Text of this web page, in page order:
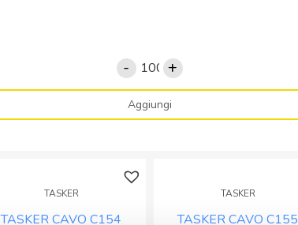
-
TASKER
CAVO
C152
H05VV-
BIANCO
BOB.
+
Aggiungi
TASKER
TASKER CAVO C154
TASKER
TASKER CAVO C155